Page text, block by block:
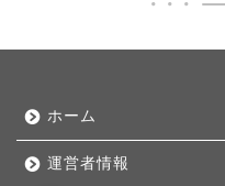
ホーム
運営者情報